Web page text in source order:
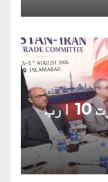
پاک ایران دوطرفہ تجارت 10 ارب